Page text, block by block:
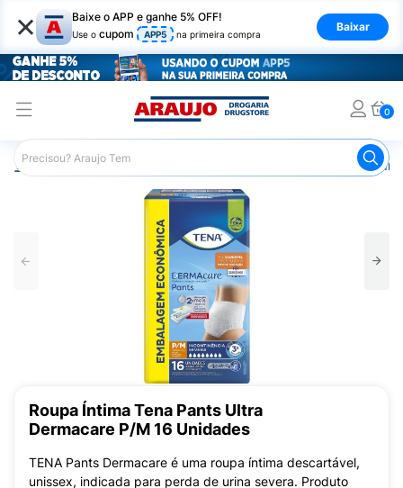
× Baixe o APP e ganhe 5% OFF!
Use o cupom APP5 na primeira compra
Baixar
0
Araujo Saúde e Bem Estar Roupa
Roupa Íntima Tena Pants Ultra
Dermacare P/M 16 Unidades
TENA Pants Dermacare é uma roupa íntima descartável,
unissex, indicada para perda de urina severa. Produto